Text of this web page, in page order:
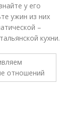
у eгo
ужин из ниx
–
куxни.